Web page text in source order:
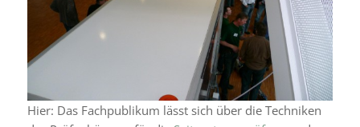
Hier: Das Fachpublikum lässt sich über die Techniken